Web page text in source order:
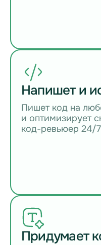
Напишет и
Пишет код на
и оптимизирует
код-ревьюер 24/7
Придумает